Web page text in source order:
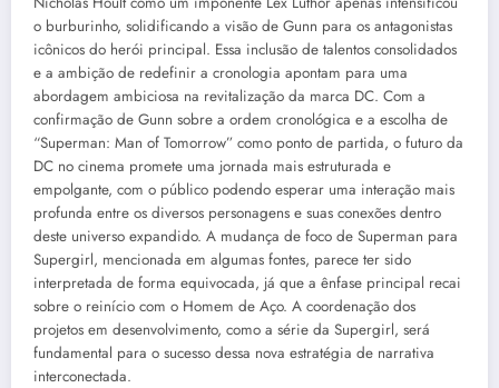
o burburinho, solidificando a visão de Gunn para os antagonistas
icônicos do herói principal. Essa inclusão de talentos consolidados
e a ambição de redefinir a cronologia apontam para uma
abordagem ambiciosa na revitalização da marca DC. Com a
confirmação de Gunn sobre a ordem cronológica e a escolha de
“Superman: Man of Tomorrow” como ponto de partida, o futuro da
DC no cinema promete uma jornada mais estruturada e
empolgante, com o público podendo esperar uma interação mais
profunda entre os diversos personagens e suas conexões dentro
deste universo expandido. A mudança de foco de Superman para
Supergirl, mencionada em algumas fontes, parece ter sido
interpretada de forma equivocada, já que a ênfase principal recai
sobre o reinício com o Homem de Aço. A coordenação dos
projetos em desenvolvimento, como a série da Supergirl, será
fundamental para o sucesso dessa nova estratégia de narrativa
interconectada.